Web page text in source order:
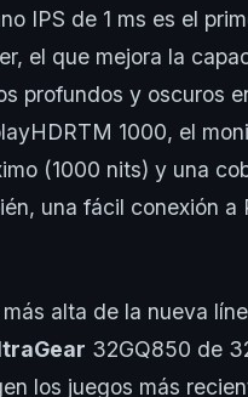
IPS de 1 ms es el
el que mejora la
profundos y oscuros
1000, el
(1000 nits) y una
una fácil conexión
alta de la nueva
32GQ850 de
los juegos más